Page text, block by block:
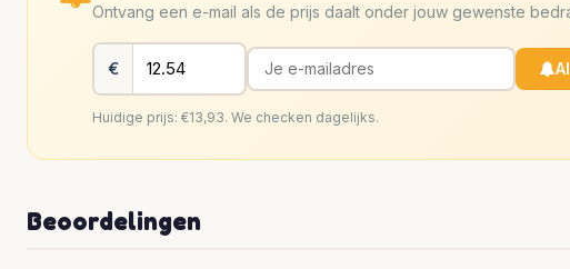
Ontvang een e-mail als de prijs daalt onder jouw gewenste
€
Huidige prijs: €13,93. We checken dagelijks.
Beoordelingen